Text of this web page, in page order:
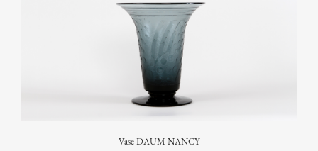
Vase DAUM NANCY